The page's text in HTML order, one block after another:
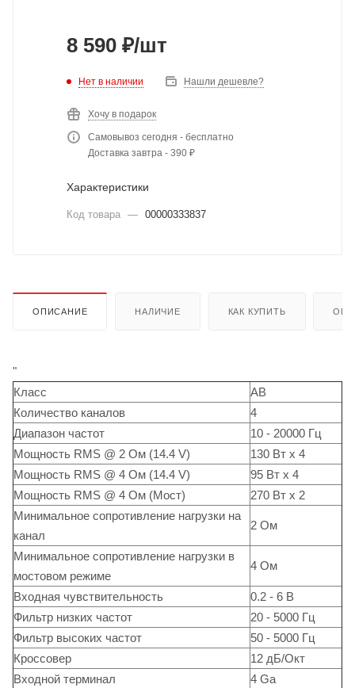
8 590 ₽/шт
Нет в наличии Нашли дешевле?
Хочу в подарок
Самовывоз сегодня - бесплатно
Доставка завтра - 390 ₽
Характеристики
Код товара — 00000333837
ОПИСАНИЕ НАЛИЧИЕ КАК КУПИТЬ
"
Класс
AB
Количество каналов
4
Диапазон частот
10 - 20000 Гц
Мощность RMS @ 2 Ом (14.4 V)
130 Вт x 4
Мощность RMS @ 4 Ом (14.4 V)
95 Вт x 4
Мощность RMS @ 4 Ом (Мост)
270 Вт x 2
Минимальное сопротивление нагрузки на
канал
2 Ом
Минимальное сопротивление нагрузки в
мостовом режиме
4 Ом
Входная чувствительность
0.2 - 6 В
Фильтр низких частот
20 - 5000 Гц
Фильтр высоких частот
50 - 5000 Гц
Кроссовер
12 дБ/Окт
Входной терминал
4 Ga